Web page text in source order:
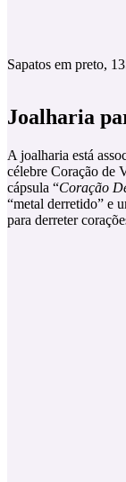
Sapatos em preto,
Joalharia
A joalharia está
célebre Coração de
cápsula “Coração
“metal derretido” e
para derreter